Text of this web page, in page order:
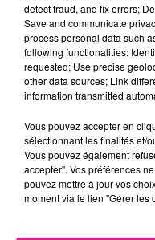
mégots en roulant
FIL ACTUS
7 août 2026
Lorraine : une journée pas
6 août 2026
Metz : une distribution de
5 août 2026
Casting de Woof : l'Euro-
4 août 2026
detect fraud, and fix errors;
Save and communicate
process personal data such
following functionalities:
requested; Use precise
other data sources; Link
information transmitted
Vous pouvez accepter en
sélectionnant les finalités et/
Vous pouvez également
accepter". Vos préférences
pouvez mettre à jour vos
moment via le lien "Gérer les